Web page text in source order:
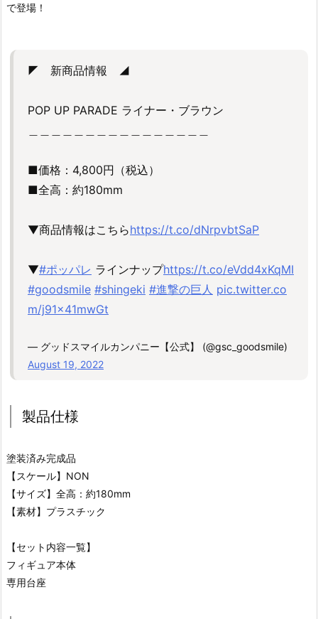
で登場！
◤ 新商品情報 ◢
POP UP PARADE ライナー・ブラウン
■価格：4,800円（税込）
■全高：約180mm
▼商品情報はこちらhttps://t.co/dNrpvbtSaP
▼#ポッパレ ラインナップhttps://t.co/eVdd4xKqMI
#goodsmile #shingeki #進撃の巨人 pic.twitter.co
m/j91x41mwGt
— グッドスマイルカンパニー【公式】 (@gsc_goodsmile)
August 19, 2022
製品仕様
塗装済み完成品
【スケール】NON
【サイズ】全高：約180mm
【素材】プラスチック
【セット内容一覧】
フィギュア本体
専用台座